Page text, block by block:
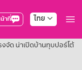
าที่ ไทย
จัด น่าเปิดบ้านทุบปอร์โต้